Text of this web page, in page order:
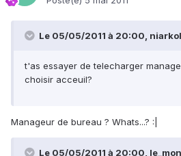
Le 05/05/2011 à 20:00,
t'as essayer de telecharger
choisir acceuil?
Manageur de bureau ? Whats...? :|
Le 05/05/2011 à 20:00,